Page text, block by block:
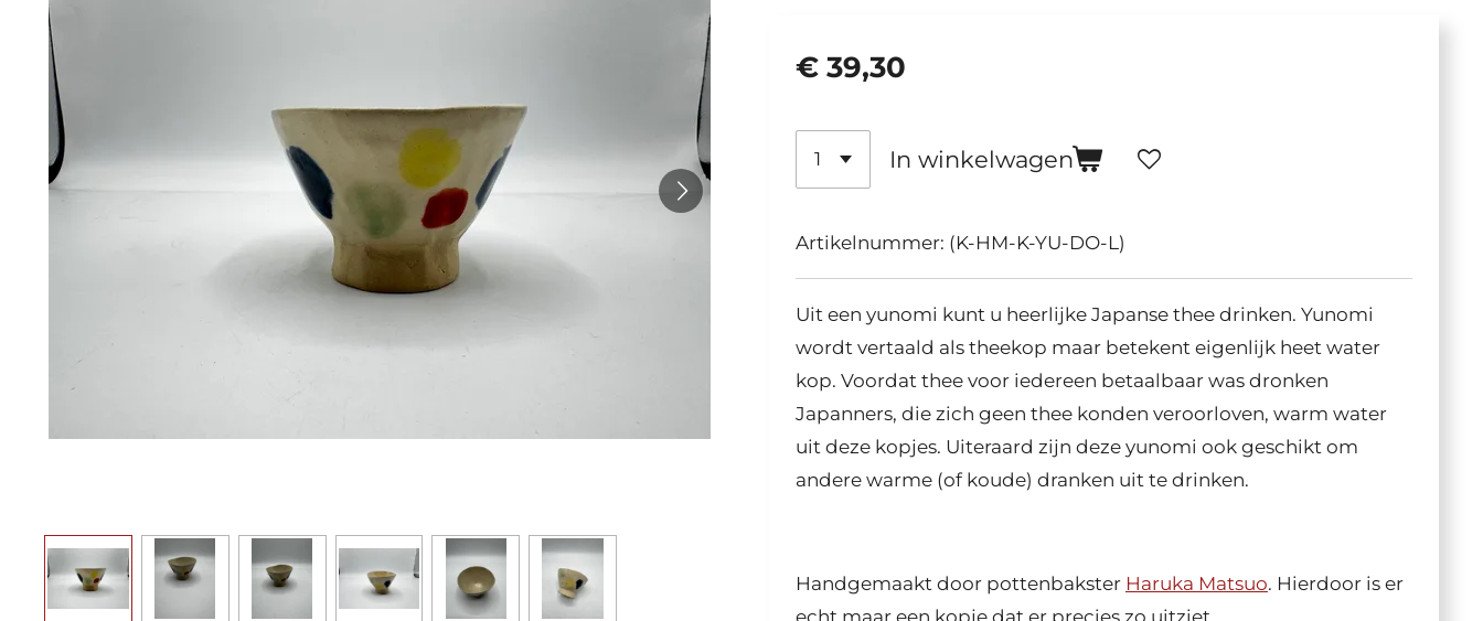
€ 39,30
In winkelwagen
Artikelnummer: (K-HM-K-YU-DO-L)
Uit een yunomi kunt u heerlijke Japanse thee drinken. Yunomi
wordt vertaald als theekop maar betekent eigenlijk heet water
kop. Voordat thee voor iedereen betaalbaar was dronken
Japanners, die zich geen thee konden veroorloven, warm water
uit deze kopjes. Uiteraard zijn deze yunomi ook geschikt om
andere warme (of koude) dranken uit te drinken.
Handgemaakt door pottenbakster Haruka Matsuo. Hierdoor is er
echt maar een kopje dat er precies zo uitziet.